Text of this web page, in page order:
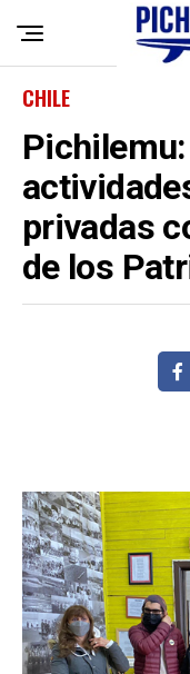
CHILE
privadas
de los